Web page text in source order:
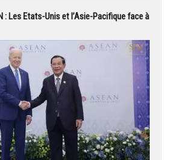
: Les Etats-Unis et l’Asie-Pacifique face à